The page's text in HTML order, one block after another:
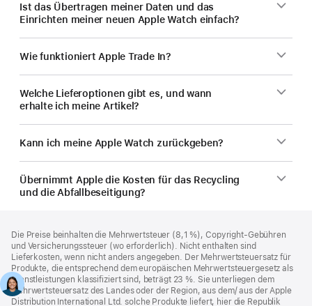
Ist das Übertragen meiner Daten und das
Einrichten meiner neuen Apple Watch einfach?
Wie funktioniert Apple Trade In?
Welche Lieferoptionen gibt es, und wann
erhalte ich meine Artikel?
Kann ich meine Apple Watch zurückgeben?
Übernimmt Apple die Kosten für das Recycling
und die Abfallbeseitigung?
Die Preise beinhalten die Mehrwertsteuer (8,1 %), Copyright-Gebühren
und Versicherungssteuer (wo erforderlich). Nicht enthalten sind
Lieferkosten, wenn nicht anders angegeben. Der Mehrwertsteuersatz für
Produkte, die entsprechend dem europäischen Mehrwertsteuergesetz als
Dienstleistungen klassifiziert sind, beträgt 23 %. Sie unterliegen dem
Mehrwertsteuersatz des Landes oder der Region, aus dem/ aus der Apple
Distribution International Ltd. solche Produkte liefert, hier die Republik